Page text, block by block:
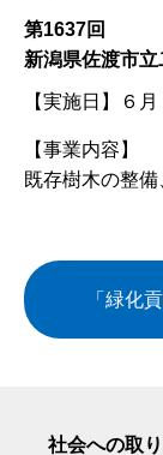
第1637回
新潟県佐渡市
【実施日】 ６月
【事業内容】
既存樹木の整
「緑化
社会への取